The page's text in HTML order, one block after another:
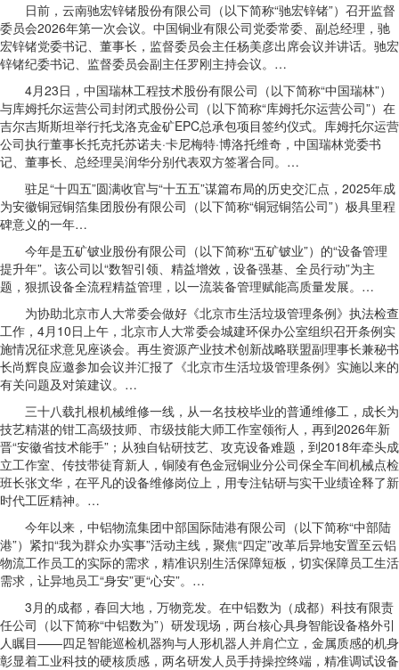
日前，云南驰宏锌锗股份有限公司（以下简称“驰宏锌锗”）召开监督
委员会2026年第一次会议。中国铜业有限公司党委常委、副总经理，驰
宏锌锗党委书记、董事长，监督委员会主任杨美彦出席会议并讲话。驰宏
锌锗纪委书记、监督委员会副主任罗刚主持会议。…
4月23日，中国瑞林工程技术股份有限公司（以下简称“中国瑞林”）
与库姆托尔运营公司封闭式股份公司（以下简称“库姆托尔运营公司”）在
吉尔吉斯斯坦举行托戈洛克金矿EPC总承包项目签约仪式。库姆托尔运营
公司执行董事长托克托苏诺夫·卡尼梅特·博洛托维奇，中国瑞林党委书
记、董事长、总经理吴润华分别代表双方签署合同。…
驻足“十四五”圆满收官与“十五五”谋篇布局的历史交汇点，2025年成
为安徽铜冠铜箔集团股份有限公司（以下简称“铜冠铜箔公司”）极具里程
碑意义的一年…
今年是五矿铍业股份有限公司（以下简称“五矿铍业”）的“设备管理
提升年”。该公司以“数智引领、精益增效，设备强基、全员行动”为主
题，狠抓设备全流程精益管理，以一流装备管理赋能高质量发展。…
为协助北京市人大常委会做好《北京市生活垃圾管理条例》执法检查
工作，4月10日上午，北京市人大常委会城建环保办公室组织召开条例实
施情况征求意见座谈会。再生资源产业技术创新战略联盟副理事长兼秘书
长尚辉良应邀参加会议并汇报了《北京市生活垃圾管理条例》实施以来的
有关问题及对策建议。…
三十八载扎根机械维修一线，从一名技校毕业的普通维修工，成长为
技艺精湛的钳工高级技师、市级技能大师工作室领衔人，再到2026年新
晋“安徽省技术能手”；从独自钻研技艺、攻克设备难题，到2018年牵头成
立工作室、传技带徒育新人，铜陵有色金冠铜业分公司保全车间机械点检
班长张文华，在平凡的设备维修岗位上，用专注钻研与实干业绩诠释了新
时代工匠精神。…
今年以来，中铝物流集团中部国际陆港有限公司（以下简称“中部陆
港”）紧扣“我为群众办实事”活动主线，聚焦“四定”改革后异地安置至云铝
物流工作员工的实际的需求，精准识别生活保障短板，切实保障员工生活
需求，让异地员工“身安”更“心安”。…
3月的成都，春回大地，万物竞发。在中铝数为（成都）科技有限责
任公司（以下简称“中铝数为”）研发现场，两台核心具身智能设备格外引
人瞩目——四足智能巡检机器狗与人形机器人并肩伫立，金属质感的机身
彰显着工业科技的硬核质感，两名研发人员手持操控终端，精准调试设备